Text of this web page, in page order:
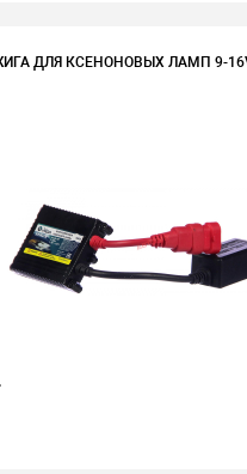
ДЛЯ КСЕНОНОВЫХ ЛАМП 9-16V